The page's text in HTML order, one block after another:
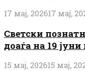
17 мај, 202617 мај,
Светски
доаѓа на 19 јуни
15 мај, 202615 мај,